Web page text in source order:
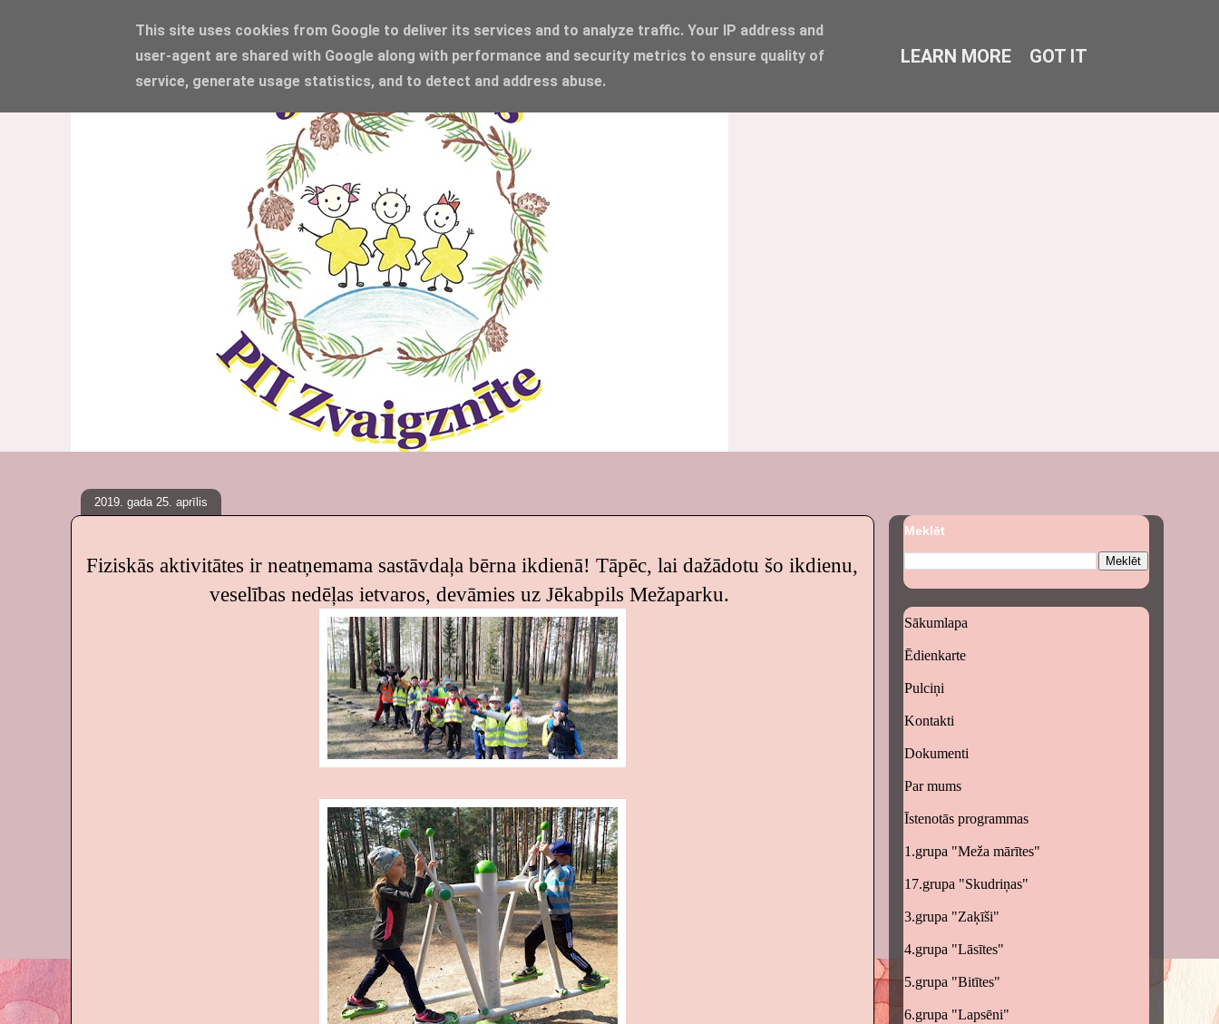
2019. gada 25. aprīlis
Fiziskās aktivitātes ir neatņemama sastāvdaļa bērna ikdienā! Tāpēc, lai dažādotu šo ikdienu,
veselības nedēļas ietvaros, devāmies uz Jēkabpils Mežaparku.
Meklēt
Sākumlapa
Ēdienkarte
Pulciņi
Kontakti
Dokumenti
Par mums
Īstenotās programmas
1.grupa "Meža mārītes"
17.grupa "Skudriņas"
3.grupa "Zaķīši"
4.grupa "Lāsītes"
5.grupa "Bitītes"
6.grupa "Lapsēni"
This site uses cookies from Google to deliver its services and to analyze traffic. Your IP address and
user-agent are shared with Google along with performance and security metrics to ensure quality of
service, generate usage statistics, and to detect and address abuse.
LEARN MORE GOT IT